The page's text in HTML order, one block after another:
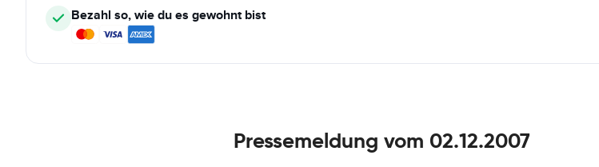
Bezahl so, wie du es gewohnt bist
Pressemeldung vom 02.12.2007